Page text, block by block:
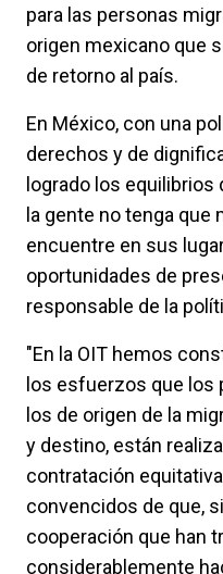
para las personas
origen mexicano que
de retorno al país.
En México, con una
derechos y de
logrado los
la gente no tenga
encuentre en sus
oportunidades de
responsable de la
"En la OIT hemos
los esfuerzos que los
los de origen de la
y destino, están
contratación
convencidos de que,
cooperación que han
considerablemente